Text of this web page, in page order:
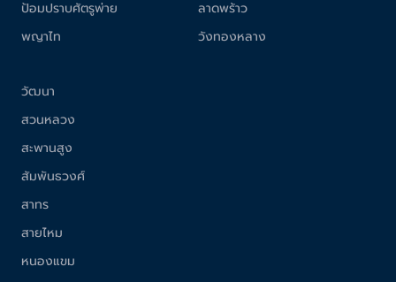
ป้อมปราบศัตรูพ่าย
พญาไท
ลาดพร้าว
วังทองหลาง
วัฒนา
สวนหลวง
สะพานสูง
สัมพันธวงศ์
สาทร
สายไหม
หนองแขม